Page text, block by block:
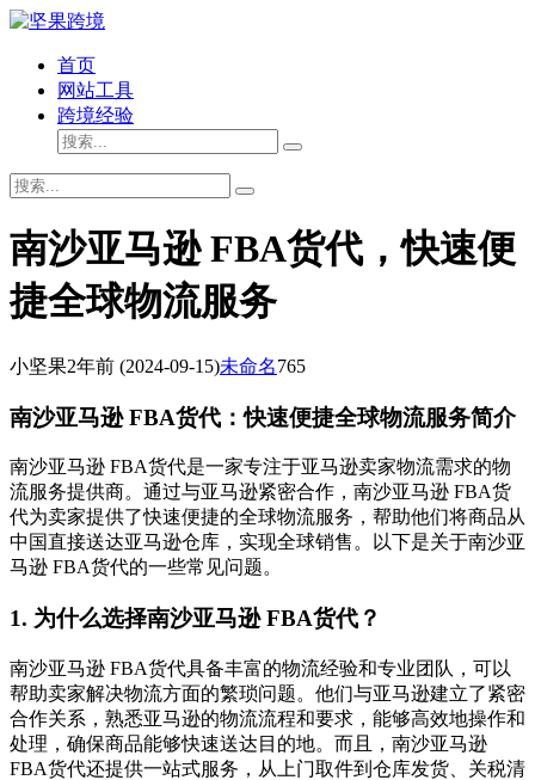
首页
网站工具
跨境经验
南沙亚马逊 FBA货代，快速便
捷全球物流服务
小坚果2年前 (2024-09-15)未命名765
南沙亚马逊 FBA货代：快速便捷全球物流服务简介
南沙亚马逊 FBA货代是一家专注于亚马逊卖家物流需求的物
流服务提供商。通过与亚马逊紧密合作，南沙亚马逊 FBA货
代为卖家提供了快速便捷的全球物流服务，帮助他们将商品从
中国直接送达亚马逊仓库，实现全球销售。以下是关于南沙亚
马逊 FBA货代的一些常见问题。
1. 为什么选择南沙亚马逊 FBA货代？
南沙亚马逊 FBA货代具备丰富的物流经验和专业团队，可以
帮助卖家解决物流方面的繁琐问题。他们与亚马逊建立了紧密
合作关系，熟悉亚马逊的物流流程和要求，能够高效地操作和
处理，确保商品能够快速送达目的地。而且，南沙亚马逊
FBA货代还提供一站式服务，从上门取件到仓库发货、关税清